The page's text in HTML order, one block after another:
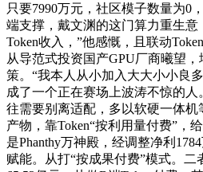
只要7990万元，社区模子数量为0
端支撑，戴文渊的这门算力重生意
Token收入，”他感慨，且联动
从导范式投资国产GPU厂商曦望
策。“我本人从小加入大大小小
成了一个正在赛场上波涛不惊的
往需要别离适配，多以软硬一体
产物，靠Token“按利用量付费”，
是Phanthy万神殿，经调整净利
赋能。从打“按成果付费”模式。二